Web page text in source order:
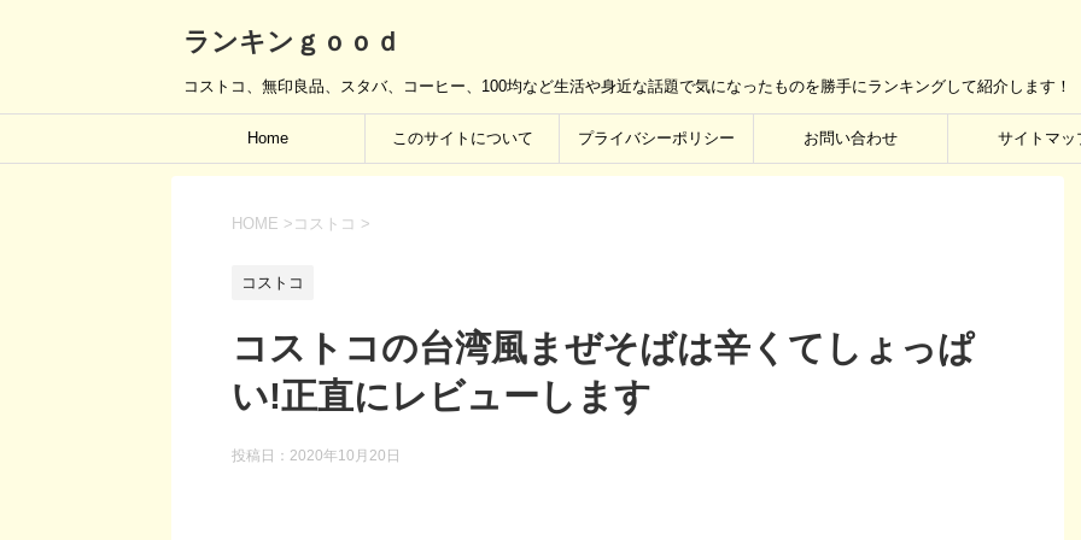
ランキンｇｏｏｄ
コストコ、無印良品、スタバ、コーヒー、100均など生活や身近な話題で気になったものを勝手にランキングして紹介します！
Home このサイトについて プライバシーポリシー お問い合わせ サイトマッ
HOME > コストコ >
コストコ
コストコの台湾風まぜそばは辛くてしょっぱ
い!正直にレビューします
投稿日： 2020年10月20日